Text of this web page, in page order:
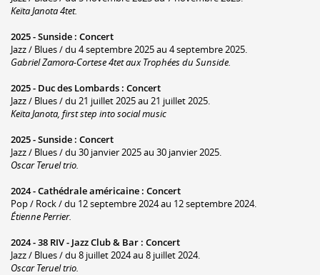
Keïta Janota 4tet.
2025 -Sunside : Concert
Jazz / Blues / du 4 septembre 2025 au 4 septembre 2025.
Gabriel Zamora-Cortese 4tet aux Trophées du Sunside.
2025 - Duc des Lombards : Concert
Jazz / Blues / du 21 juillet 2025 au 21 juillet 2025.
Keïta Janota, first step into social music
2025 -Sunside : Concert
Jazz / Blues / du 30 janvier 2025 au 30 janvier 2025.
Oscar Teruel trio.
2024 -Cathédrale américaine : Concert
Pop / Rock / du 12 septembre 2024 au 12 septembre 2024.
Étienne Perrier.
2024 -38 RIV - Jazz Club & Bar : Concert
Jazz / Blues / du 8 juillet 2024 au 8 juillet 2024.
Oscar Teruel trio.